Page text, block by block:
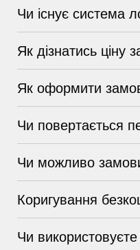
Чи існує система
Як дізнатись ціну
Як оформити
Чи повертається
Чи можливо
Коригування
Чи